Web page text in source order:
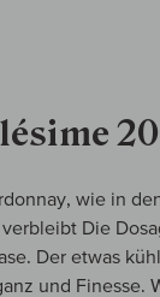
wie in
Die
Der etwas
und Finesse.